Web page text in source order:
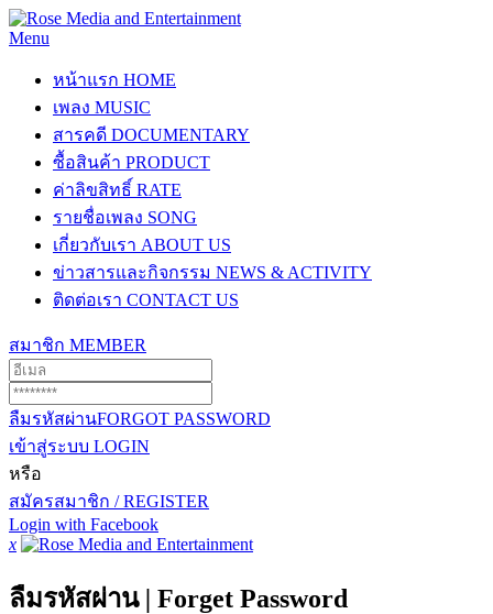
Menu
หน้าแรก HOME
เพลง MUSIC
สารคดี DOCUMENTARY
ซื้อสินค้า PRODUCT
ค่าลิขสิทธิ์ RATE
รายชื่อเพลง SONG
เกี่ยวกับเรา ABOUT US
ข่าวสารและกิจกรรม NEWS & ACTIVITY
ติดต่อเรา CONTACT US
สมาชิก MEMBER
ลืมรหัสผ่านFORGOT PASSWORD
เข้าสู่ระบบ LOGIN
หรือ
สมัครสมาชิก / REGISTER
Login with Facebook
x
ลืมรหัสผ่าน | Forget Password